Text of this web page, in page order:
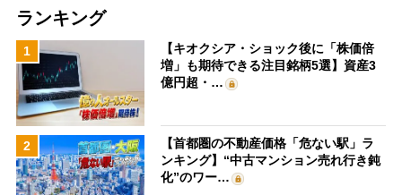
ランキング
1
【キオクシア・ショック後に「株価倍
増」も期待できる注目銘柄5選】資産3
億円超・…
2
【首都圏の不動産価格「危ない駅」ラ
ンキング】“中古マンション売れ行き鈍
化”のワー…